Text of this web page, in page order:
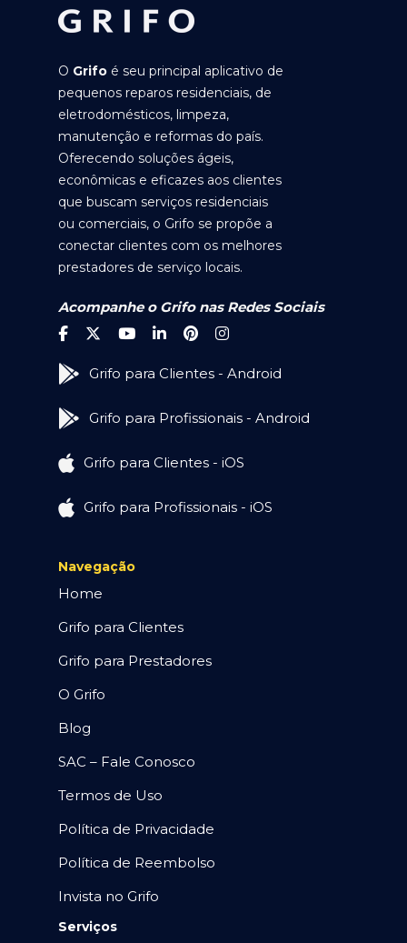
O Grifo é seu principal aplicativo de
pequenos reparos residenciais, de
eletrodomésticos, limpeza,
manutenção e reformas do país.
Oferecendo soluções ágeis,
econômicas e eficazes aos clientes
que buscam serviços residenciais
ou comerciais, o Grifo se propõe a
conectar clientes com os melhores
prestadores de serviço locais.
Acompanhe o Grifo nas Redes Sociais
Grifo para Clientes - Android
Grifo para Profissionais - Android
Grifo para Clientes - iOS
Grifo para Profissionais - iOS
Navegação
Home
Grifo para Clientes
Grifo para Prestadores
O Grifo
Blog
SAC – Fale Conosco
Termos de Uso
Política de Privacidade
Política de Reembolso
Invista no Grifo
Serviços